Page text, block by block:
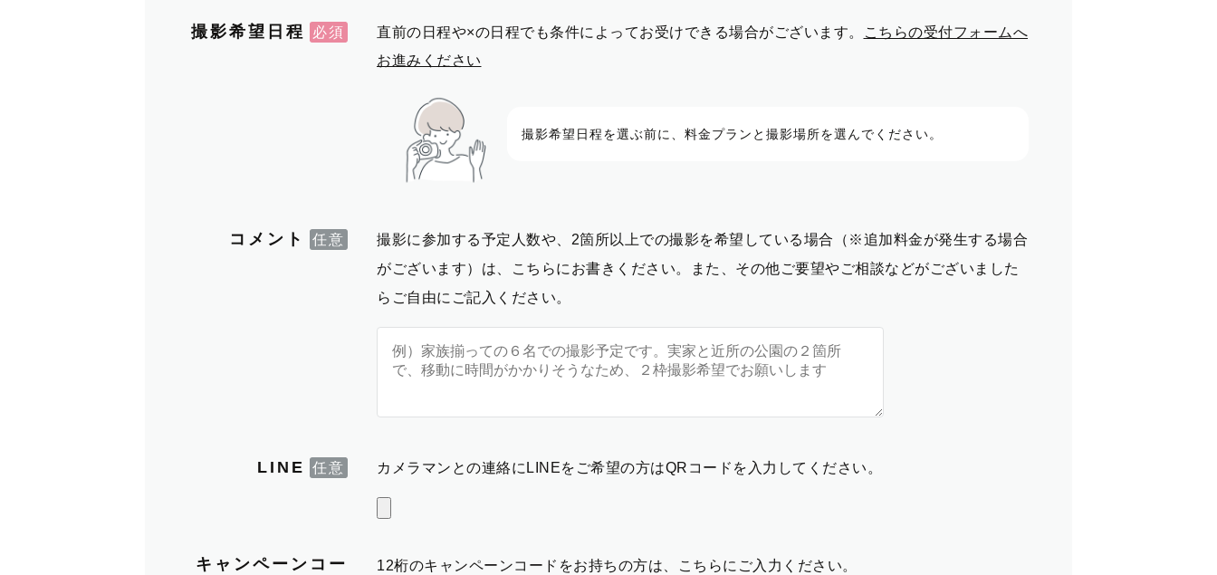
撮影希望日程 直前の日程や×の日程でも条件によってお受けできる場合がございます。
こちらの受付フォームへ
お進みください
撮影希望日程を選ぶ前に、料金プランと撮影場所を選んでください。
コメント
撮影に参加する予定人数や、2箇所以上での撮影を希望している場合（※追加料金が発生する場合
がございます）は、こちらにお書きください。また、その他ご要望やご相談などがございました
らご自由にご記入ください。
LINE カメラマンとの連絡にLINEをご希望の方はQRコードを入力してください。
キャンペーンコー 12桁のキャンペーンコードをお持ちの方は、こちらにご入力ください。